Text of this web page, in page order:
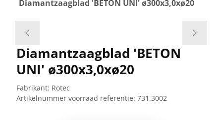
Diamantzaagblad 'BETON UNI' ø300x3,0xø20
Diamantzaagblad 'BETON
UNI' ø300x3,0xø20
Fabrikant: Rotec
Artikelnummer voorraad referentie: 731.3002